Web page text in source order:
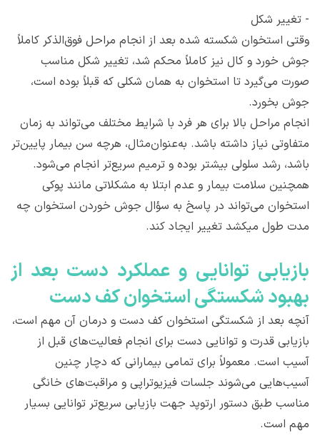
- تغییر شکل
وقتی استخوان شکسته شده بعد از انجام مراحل فوق‌الذکر کاملاً
جوش خورد و کال نیز کاملاً محکم شد، تغییر شکل مناسب
صورت می‌گیرد تا استخوان به همان شکلی که قبلاً بوده است،
جوش بخورد.
انجام مراحل بالا برای هر فرد با شرایط مختلف می‌تواند به زمان
متفاوتی نیاز داشته باشد. به‌عنوان‌مثال، هرچه سن بیمار پایین‌تر
باشد، رشد سلولی بیشتر بوده و ترمیم سریع‌تر انجام می‌شود.
همچنین سلامت بیمار و عدم ابتلا به مشکلاتی مانند پوکی
استخوان می‌تواند در پاسخ به سؤال جوش خوردن استخوان چه
مدت طول میکشد تغییر ایجاد کند.
بازیابی توانایی و عملکرد دست بعد از
بهبود شکستگی استخوان کف دست
آنچه بعد از شکستگی استخوان کف دست و درمان آن مهم است،
بازیابی قدرت و توانایی دست برای انجام فعالیت‌های قبل از
آسیب است. معمولاً برای تمامی بیمارانی که دچار چنین
آسیب‌هایی می‌شوند جلسات فیزیوتراپی و مراقبت‌های خانگی
مناسب طبق دستور ارتوپد جهت بازیابی سریع‌تر توانایی بسیار
مهم است.